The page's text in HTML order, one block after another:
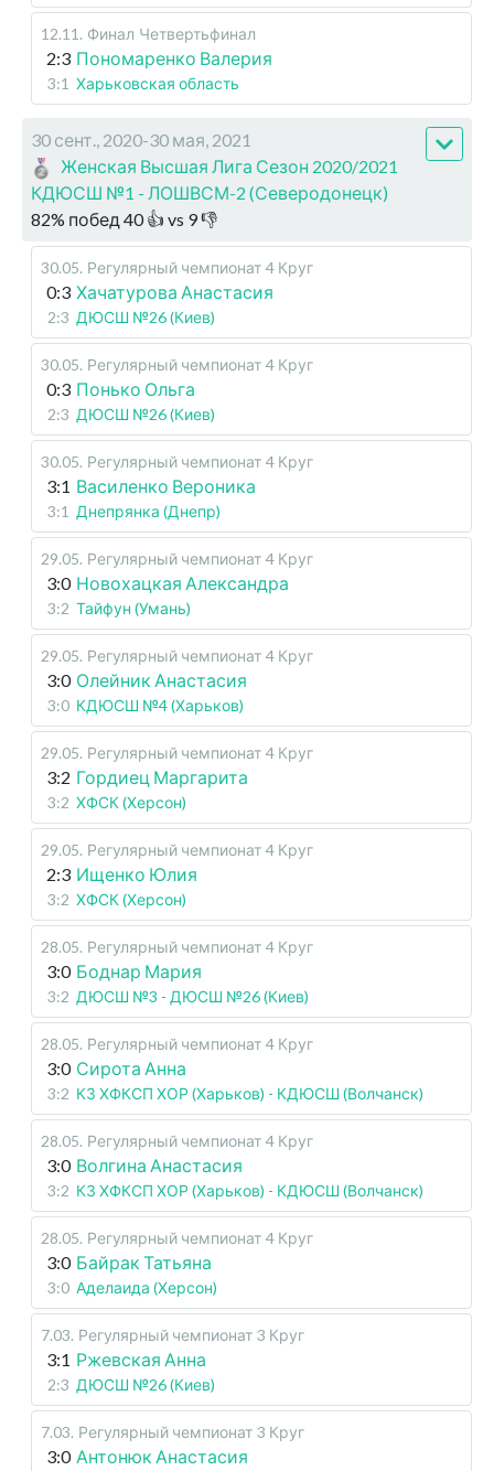
12.11 . Финал Четвертьфинал
2:3 Пономаренко Валерия
3:1 Харьковская область
30 сент., 2020-30 мая, 2021
Женская Высшая Лига Сезон 2020/2021
КДЮСШ №1 - ЛОШВСМ-2 (Северодонецк)
82% побед 40👍 vs 9👎
30.05. Регулярный чемпионат 4 Круг
0:3 Хачатурова Анастасия
2:3 ДЮСШ №26 (Киев)
30.05. Регулярный чемпионат 4 Круг
0:3 Понько Ольга
2:3 ДЮСШ №26 (Киев)
30.05. Регулярный чемпионат 4 Круг
3:1 Василенко Вероника
3:1 Днепрянка (Днепр)
29.05. Регулярный чемпионат 4 Круг
3:0 Новохацкая Александра
3:2 Тайфун (Умань)
29.05. Регулярный чемпионат 4 Круг
3:0 Олейник Анастасия
3:0 КДЮСШ №4 (Харьков)
29.05. Регулярный чемпионат 4 Круг
3:2 Гордиец Маргарита
3:2 ХФСК (Херсон)
29.05. Регулярный чемпионат 4 Круг
2:3 Ищенко Юлия
3:2 ХФСК (Херсон)
28.05. Регулярный чемпионат 4 Круг
3:0 Боднар Мария
3:2 ДЮСШ №3 - ДЮСШ №26 (Киев)
28.05. Регулярный чемпионат 4 Круг
3:0 Сирота Анна
3:2 КЗ ХФКСП ХОР (Харьков) - КДЮСШ (Волчанск)
28.05. Регулярный чемпионат 4 Круг
3:0 Волгина Анастасия
3:2 КЗ ХФКСП ХОР (Харьков) - КДЮСШ (Волчанск)
28.05. Регулярный чемпионат 4 Круг
3:0 Байрак Татьяна
3:0 Аделаида (Херсон)
7.03. Регулярный чемпионат 3 Круг
3:1 Ржевская Анна
2:3 ДЮСШ №26 (Киев)
7.03. Регулярный чемпионат 3 Круг
3:0 Антонюк Анастасия